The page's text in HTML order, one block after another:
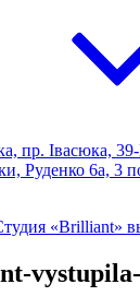
пр. Івасюка,
Руденко 6а, 3
«Brilliant»
vystupila-